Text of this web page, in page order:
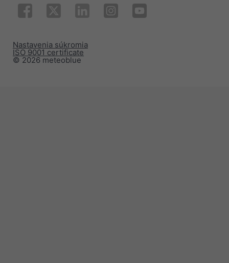
© 2026 meteoblue
ISO 9001 certificate
Nastavenia súkromia